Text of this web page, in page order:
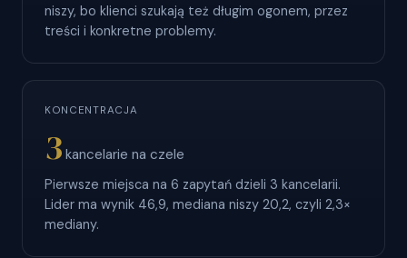
niszy, bo klienci szukają też długim ogonem, przez
treści i konkretne problemy.
KONCENTRACJA
3 kancelarie na czele
Pierwsze miejsca na 6 zapytań dzieli 3 kancelarii.
Lider ma wynik 46,9, mediana niszy 20,2, czyli 2,3×
mediany.